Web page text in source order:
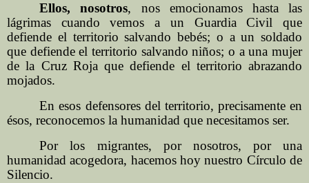
Ellos, nosotros, nos emocionamos hasta las
lágrimas cuando vemos a un Guardia Civil que
defiende el territorio salvando bebés; o a un soldado
que defiende el territorio salvando niños; o a una mujer
de la Cruz Roja que defiende el territorio abrazando
mojados.
En esos defensores del territorio, precisamente en
ésos, reconocemos la humanidad que necesitamos ser.
Por los migrantes, por nosotros, por una
humanidad acogedora, hacemos hoy nuestro Círculo de
Silencio.